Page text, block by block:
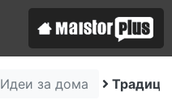
Идеи за дома